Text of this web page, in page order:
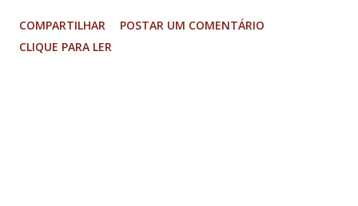
município. A concentração foi na Praça da Glória, que estava
preparada com um palco e contou com diversos shows,
COMPARTILHAR
POSTAR UM COMENTÁRIO
CLIQUE PARA LER